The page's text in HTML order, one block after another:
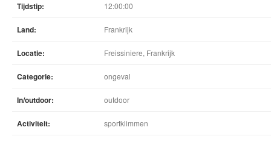
Tijdstip: 12:00:00
Land: Frankrijk
Locatie: Freissiniere, Frankrijk
Categorie: ongeval
In/outdoor: outdoor
Activiteit: sportklimmen